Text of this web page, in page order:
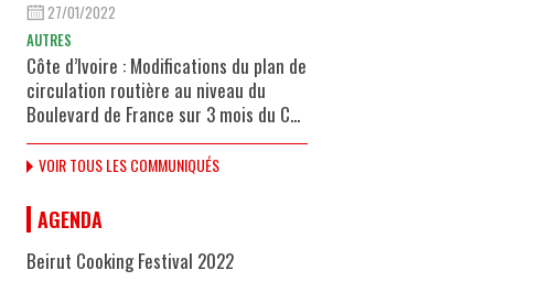
27/01/2022
AUTRES
Côte d’Ivoire : Modifications du plan de
circulation routière au niveau du
Boulevard de France sur 3 mois du C...
VOIR TOUS LES COMMUNIQUÉS
AGENDA
Beirut Cooking Festival 2022